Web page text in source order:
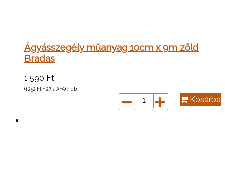
Ágyásszegély műanyag 10cm x 9m zöld
Bradas
1 590 Ft
(1 252 Ft + 27% ÁFA) / db
Kosárba